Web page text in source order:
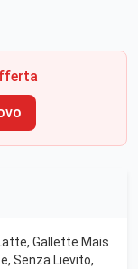
Gallette Mais
Senza Lievito,